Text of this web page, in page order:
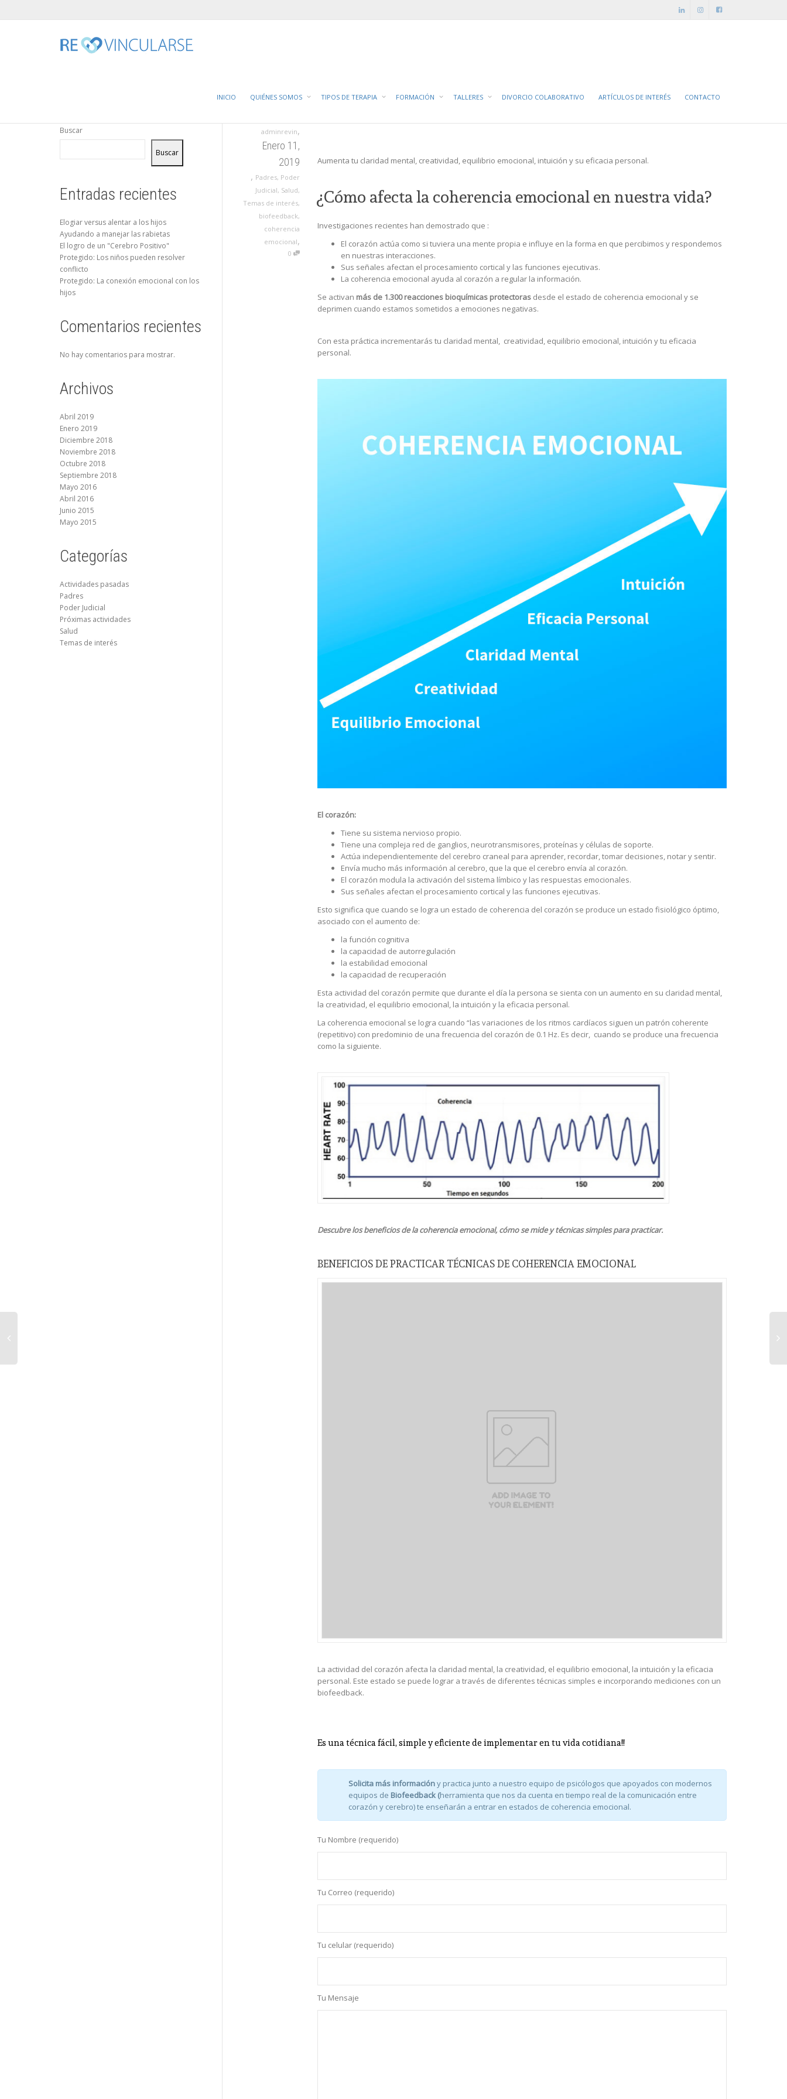
INICIO QUIÉNES SOMOS TIPOS DE TERAPIA FORMACIÓN TALLERES DIVORCIO COLABORATIVO ARTÍCULOS DE INTERÉS CONTACTO
adminrevin,
Enero 11,
2019
, Padres, Poder
Judicial, Salud,
Temas de interés,
biofeedback,
coherencia
emocional,
0
Aumenta tu claridad mental, creatividad, equilibrio emocional, intuición y su eficacia personal.
¿Cómo afecta la coherencia emocional en nuestra vida?
Investigaciones recientes han demostrado que :
El corazón actúa como si tuviera una mente propia e influye en la forma en que percibimos y respondemos
en nuestras interacciones.
Sus señales afectan el procesamiento cortical y las funciones ejecutivas.
La coherencia emocional ayuda al corazón a regular la información.
Se activan más de 1.300 reacciones bioquímicas protectoras desde el estado de coherencia emocional y se
deprimen cuando estamos sometidos a emociones negativas.
Con esta práctica incrementarás tu claridad mental, creatividad, equilibrio emocional, intuición y tu eficacia
personal.
El corazón:
Tiene su sistema nervioso propio.
Tiene una compleja red de ganglios, neurotransmisores, proteínas y células de soporte.
Actúa independientemente del cerebro craneal para aprender, recordar, tomar decisiones, notar y sentir.
Envía mucho más información al cerebro, que la que el cerebro envía al corazón.
El corazón modula la activación del sistema límbico y las respuestas emocionales.
Sus señales afectan el procesamiento cortical y las funciones ejecutivas.
Esto significa que cuando se logra un estado de coherencia del corazón se produce un estado fisiológico óptimo,
asociado con el aumento de:
la función cognitiva
la capacidad de autorregulación
la estabilidad emocional
la capacidad de recuperación
Esta actividad del corazón permite que durante el día la persona se sienta con un aumento en su claridad mental,
la creatividad, el equilibrio emocional, la intuición y la eficacia personal.
La coherencia emocional se logra cuando “las variaciones de los ritmos cardíacos siguen un patrón coherente
(repetitivo) con predominio de una frecuencia del corazón de 0.1 Hz. Es decir, cuando se produce una frecuencia
como la siguiente.
Descubre los beneficios de la coherencia emocional, cómo se mide y técnicas simples para practicar.
BENEFICIOS DE PRACTICAR TÉCNICAS DE COHERENCIA EMOCIONAL
La actividad del corazón afecta la claridad mental, la creatividad, el equilibrio emocional, la intuición y la eficacia
personal. Este estado se puede lograr a través de diferentes técnicas simples e incorporando mediciones con un
biofeedback.
Es una técnica fácil, simple y eficiente de implementar en tu vida cotidiana!!
Solicita más informacióny practica junto a nuestro equipo de psicólogos que apoyados con modernos
equipos de Biofeedback (herramienta que nos da cuenta en tiempo real de la comunicación entre
corazón y cerebro) te enseñarán a entrar en estados de coherencia emocional.
Tu Nombre (requerido)
Tu Correo (requerido)
Tu celular (requerido)
Tu Mensaje
Buscar
Buscar
Entradas recientes
Elogiar versus alentar a los hijos
Ayudando a manejar las rabietas
El logro de un "Cerebro Positivo"
Protegido: Los niños pueden resolver
conflicto
Protegido: La conexión emocional con los
hijos
Comentarios recientes
No hay comentarios para mostrar.
Archivos
Abril 2019
Enero 2019
Diciembre 2018
Noviembre 2018
Octubre 2018
Septiembre 2018
Mayo 2016
Abril 2016
Junio 2015
Mayo 2015
Categorías
Actividades pasadas
Padres
Poder Judicial
Próximas actividades
Salud
Temas de interés